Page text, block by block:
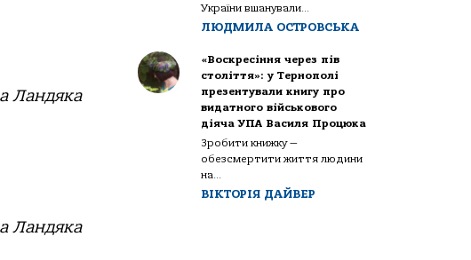
Ландяка
Ландяка
України вшанували...
ЛЮДМИЛА ОСТРОВСЬКА
«Воскресіння через пів
століття»: у Тернополі
презентували книгу про
видатного військового
діяча УПА Василя Процюка
Зробити книжку —
обезсмертити життя людини
на...
ВІКТОРІЯ ДАЙВЕР